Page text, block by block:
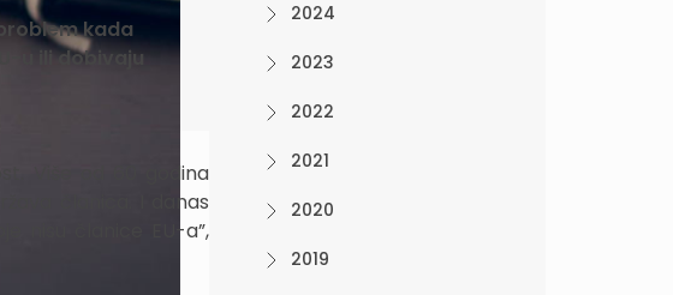
kada
u ili dobivaju
Više od 60 godina
članica. I danas
nisu članice EU-a”,
2024
2023
2022
2021
2020
2019